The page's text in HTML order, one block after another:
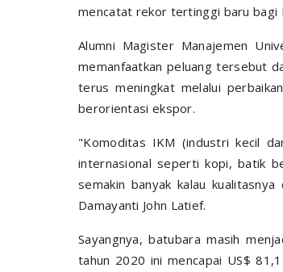
mencatat rekor tertinggi baru bagi
Alumni Magister Manajemen
memanfaatkan peluang tersebut
terus meningkat melalui
berorientasi ekspor.
"Komoditas IKM (industri kecil
internasional seperti kopi, batik
semakin banyak kalau
Damayanti John Latief.
Sayangnya, batubara masih
tahun 2020 ini mencapai US$